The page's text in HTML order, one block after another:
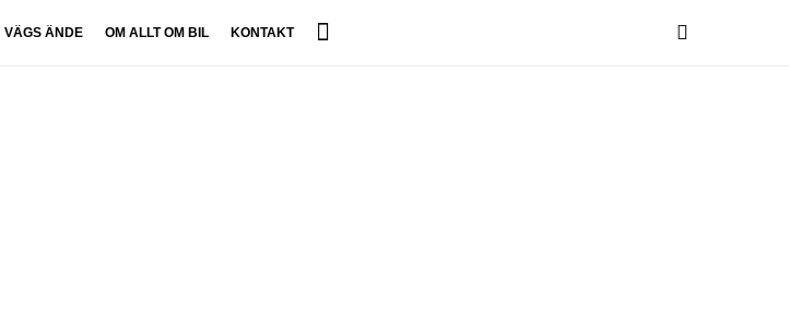
VÄGS ÄNDE OM ALLT OM BIL KONTAKT